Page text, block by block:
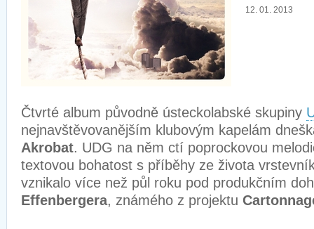
12. 01. 2013
Čtvrté album původně ústeckolabské skupiny
nejnavštěvovanějším klubovým kapelám
Akrobat. UDG na něm ctí poprockovou
textovou bohatost s příběhy ze života
vznikalo více než půl roku pod produkčním
Effenbergera, známého z projektu